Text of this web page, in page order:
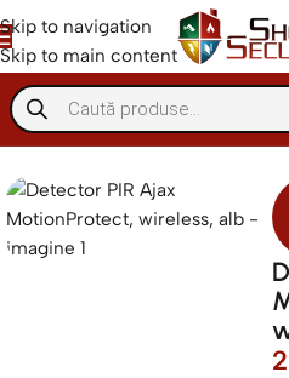
Skip to navigation
Skip to main content
Sisteme de alarma Sisteme